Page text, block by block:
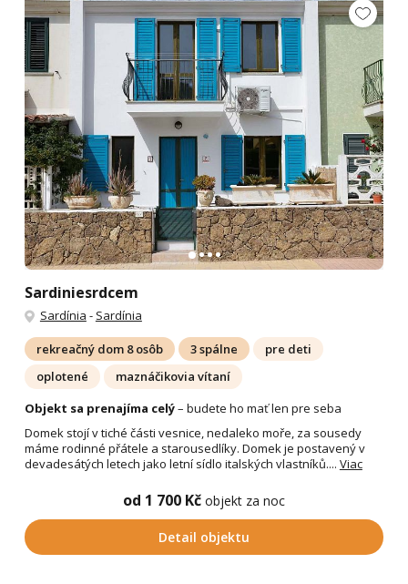
Sardiniesrdcem
Sardínia - Sardínia
rekreačný dom 8 osôb 3 spálne
pre deti
oplotené
maznáčikovia vítaní
Objekt sa prenajíma celý– budete ho mať len pre seba
Domek stojí v tiché části vesnice, nedaleko moře, za sousedy
máme rodinné přátele a starousedlíky. Domek je postavený v
devadesátých letech jako letní sídlo italských vlastníků.... Viac
od 1 700 Kč objekt za noc
Detail objektu